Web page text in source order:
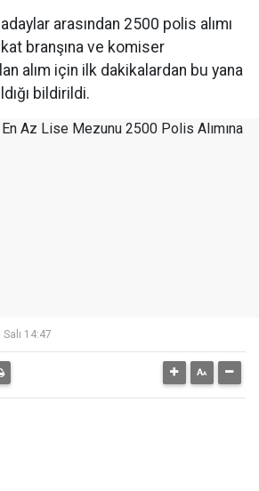
arasından 2500 polis alımı
branşına ve komiser
alım için ilk dakikalardan bu yana
bildirildi.
14:47